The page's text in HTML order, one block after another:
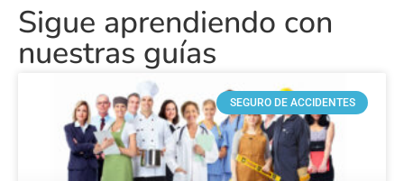
Sigue aprendiendo con
nuestras guías
SEGURO DE ACCIDENTES